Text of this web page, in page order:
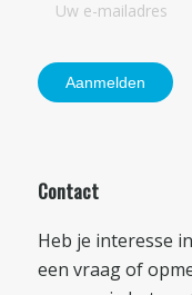
Contact
Heb je interesse
een vraag of